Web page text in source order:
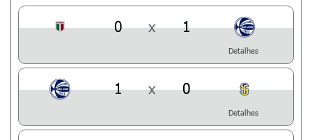
0 x 1
Detalhes
1 x 0
Detalhes